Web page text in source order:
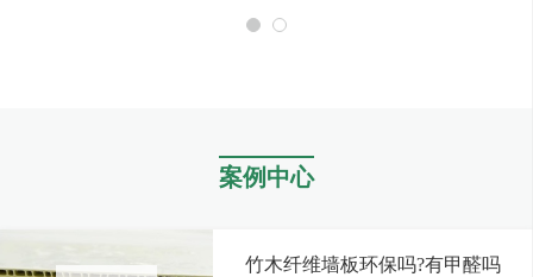
案例中心
竹木纤维墙板环保吗?有甲醛吗